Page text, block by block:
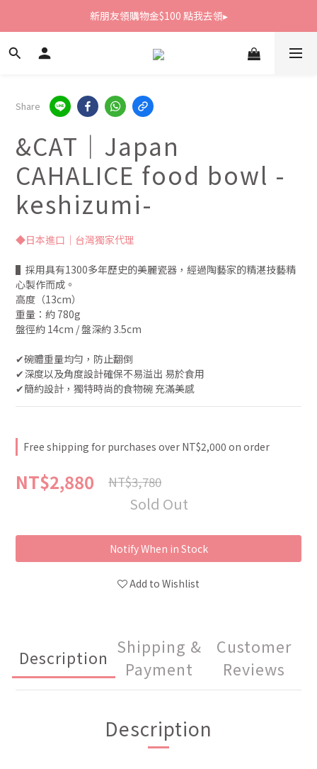
新朋友領購物金$100 點我去領▸
新朋友領購物金$100 點我去領▸
全館滿1800免運
Share
&CAT｜Japan
CAHALICE food bowl -
keshizumi-
◆日本進口｜台灣獨家代理
▌採用具有1300多年歷史的美麗瓷器，經過陶藝家的精湛技藝精
心製作而成。
高度（13cm）
重量：約 780g
盤徑約 14cm / 盤深約 3.5cm
✔︎碗體重量均勻，防止翻倒
✔︎深度以及角度設計確保不易溢出 易於食用
✔︎簡約設計，獨特時尚的食物碗 充滿美感
Free shipping for purchases over NT$2,000 on order
NT$2,880 NT$3,780
Sold Out
Notify When in Stock
Add to Wishlist
Description
Shipping &
Payment
Customer
Reviews
Description